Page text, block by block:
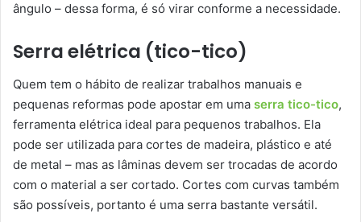
ângulo – dessa forma, é só virar conforme a necessidade.
Serra elétrica (tico-tico)
Quem tem o hábito de realizar trabalhos manuais e
pequenas reformas pode apostar em uma serra tico-tico,
ferramenta elétrica ideal para pequenos trabalhos. Ela
pode ser utilizada para cortes de madeira, plástico e até
de metal – mas as lâminas devem ser trocadas de acordo
com o material a ser cortado. Cortes com curvas também
são possíveis, portanto é uma serra bastante versátil.